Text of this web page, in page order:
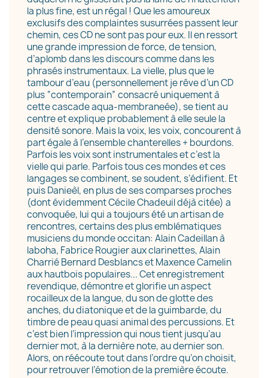
la plus fine, est un régal! Que les amoureux
exclusifs descomplaintes susurrées passent leur
chemin, ces CD ne sont pas pour eux. Il en ressort
une grande impression de force, de tension,
d’aplomb dans les discours comme dans les
phrasés instrumentaux. La vielle, plus que le
tambour d’eau (personnellement je rêve d’un CD
plus “contemporain” consacré uniquement à
cette cascade aqua-membraneée), se tient au
centre et explique probablement à elle seule la
densité sonore. Mais la voix, les voix, concourent à
part égale à l’ensemble chanterelles + bourdons.
Parfois les voix sont instrumentales et c’est la
vielle qui parle. Parfois tous ces mondes et ces
langages se combinent, se soudent, s’édifient. Et
puis Danieèl, en plus de ses comparses proches
(dont évidemment Cécile Chadeuil déjà citée) a
convoquée, lui qui a toujours été un artisan de
rencontres, certains des plus emblématiques
musiciens du monde occitan: Alain Cadeillan à
laboha, FabriceRougier aux clarinettes, Alain
Charrié Bernard Desblancs et Maxence Camelin
aux hautbois populaires... Cet enregistrement
revendique, démontre et glorifie un aspect
rocailleux de la langue, du son de glotte des
anches, du diatonique et de la guimbarde, du
timbre de peau quasi animal des percussions. Et
c’est bien l’impression qui nous tient jusqu’au
dernier mot, à la dernière note, au dernier son.
Alors, on réécoute tout dans l’ordre qu’on choisit,
pour retrouver l’émotion de la première écoute.